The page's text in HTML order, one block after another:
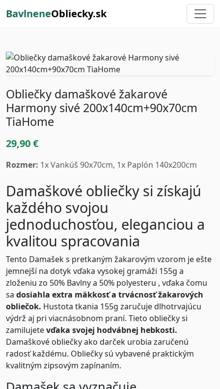
BavlneneObliecky.sk
Obliečky damaškové žakarové
Harmony sivé 200x140cm+90x70cm
TiaHome
29,90 €
Rozmer: 1x Vankúš 90x70cm, 1x Paplón 140x200cm
Damaškové obliečky si získajú
každého svojou
jednoduchosťou, eleganciou a
kvalitou spracovania
Tento Damašek s pretkaným žakarovým vzorom je ešte
jemnejší na dotyk vďaka vysokej gramáži 155g a
zloženiu zo 50% Bavlny a 50% polyesteru , vďaka čomu
sa dosiahla extra mäkkosť a trvácnosť žakarových
obliečok. Hustota tkania 155g zaručuje dlhotrvajúcu
výdrž aj pri viacnásobnom praní. Tieto obliečky si
zamilujetevďaka svojej hodvábnej hebkosti.
Damaškové obliečky ako darček urobia zaručenú
radosť každému. Obliečky sú vybavené praktickým
kvalitným zipsovým zapínaním.